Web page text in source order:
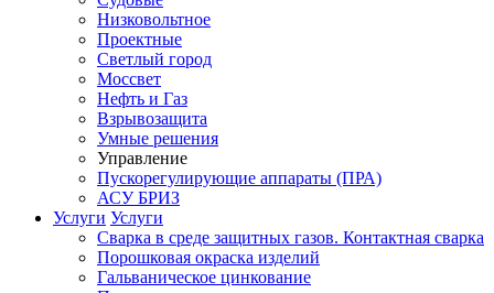
Низковольтное
Проектные
Светлый город
Моссвет
Нефть и Газ
Взрывозащита
Умные решения
Управление
Пускорегулирующие аппараты (ПРА)
АСУ БРИЗ
Услуги Услуги
Сварка в среде защитных газов. Контактная сварка
Порошковая окраска изделий
Гальваническое цинкование